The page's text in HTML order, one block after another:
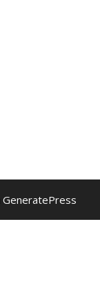
GeneratePress